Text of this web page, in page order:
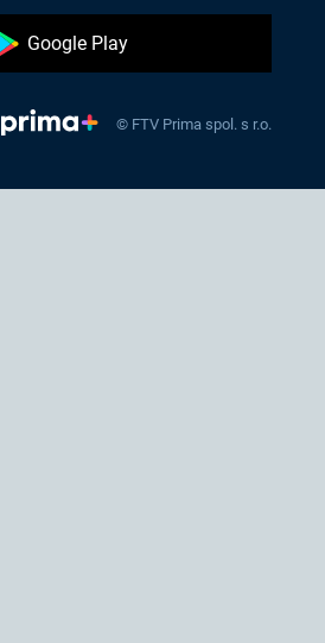
Google Play
© FTV Prima spol. s r.o.